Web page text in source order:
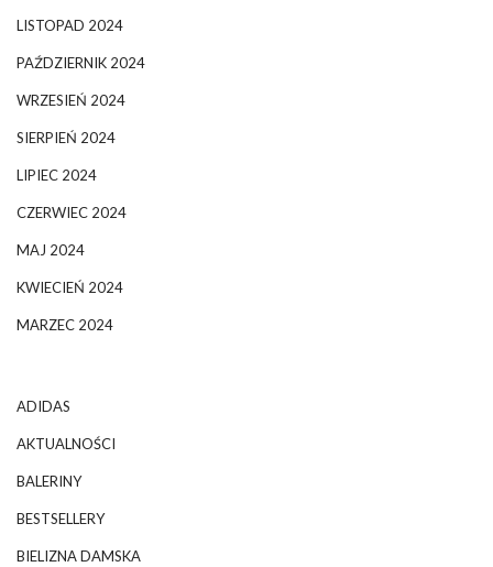
LISTOPAD 2024
PAŹDZIERNIK 2024
WRZESIEŃ 2024
SIERPIEŃ 2024
LIPIEC 2024
CZERWIEC 2024
MAJ 2024
KWIECIEŃ 2024
MARZEC 2024
ADIDAS
AKTUALNOŚCI
BALERINY
BESTSELLERY
BIELIZNA DAMSKA